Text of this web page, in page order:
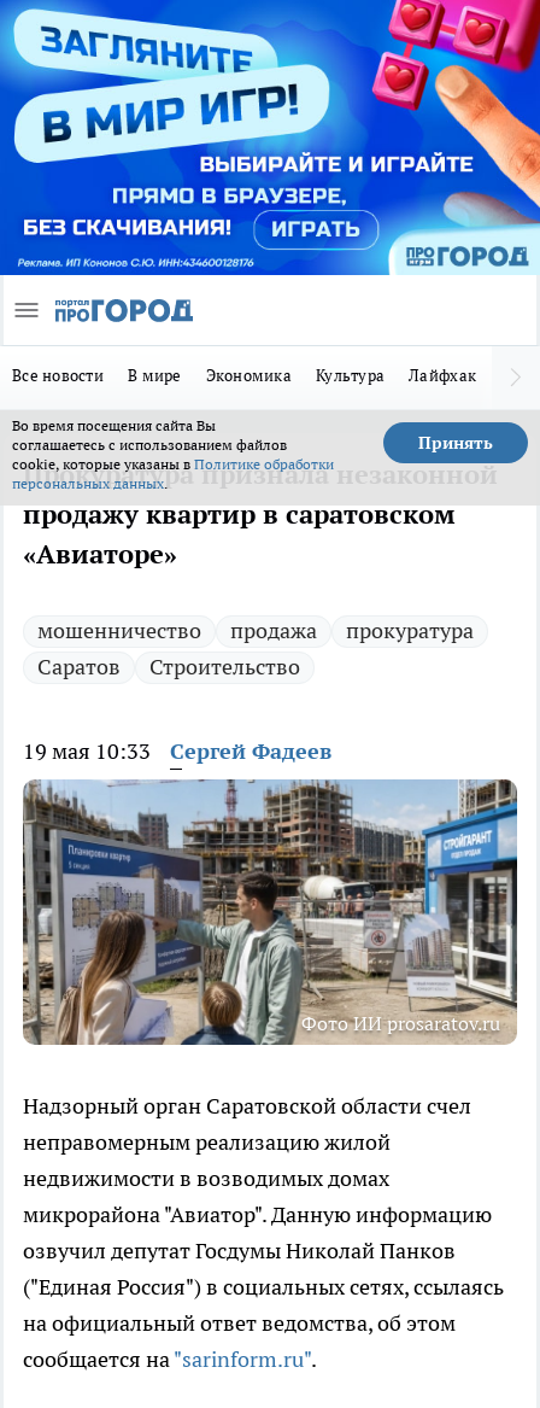
Все новости В мире Экономика Культура Лайфхак
Во время посещения сайта Вы
соглашаетесь с использованием файлов
cookie, которые указаны в Политике обработки
персональных данных.
Принять
Прокуратура признала незаконной
продажу квартир в саратовском
«Авиаторе»
мошенничество продажа
прокуратура
Саратов
Строительство
19 мая 10:33 Сергей Фадеев
Фото ИИ prosaratov.ru
Надзорный орган Саратовской области счел
неправомерным реализацию жилой
недвижимости в возводимых домах
микрорайона "Авиатор". Данную информацию
озвучил депутат Госдумы Николай Панков
("Единая Россия") в социальных сетях, ссылаясь
на официальный ответ ведомства, об этом
сообщается на"sarinform.ru".